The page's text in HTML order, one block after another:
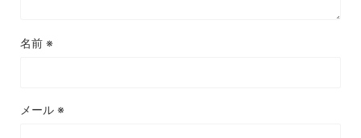
名前 ※
メール ※